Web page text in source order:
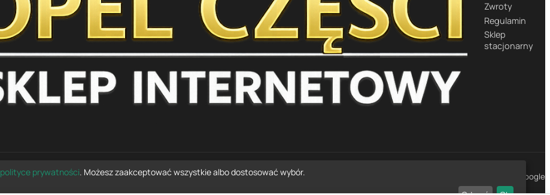
Zwroty
Regulamin
Sklep
stacjonarny
© 2026 opelczesci.com.pl — wszelkie prawa zastrzeżone · 1452 opinie Google
polityce prywatności. Możesz zaakceptować wszystkie albo dostosować wybór.